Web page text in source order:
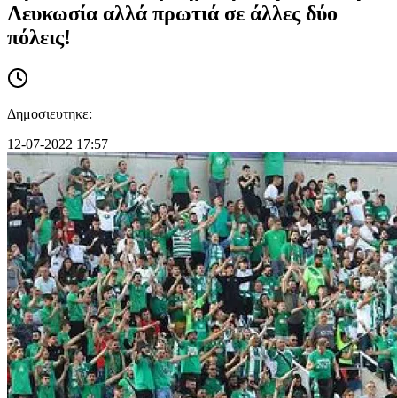
Λευκωσία αλλά πρωτιά σε άλλες δύο
πόλεις!
Δημοσιευτηκε:
12-07-2022 17:57